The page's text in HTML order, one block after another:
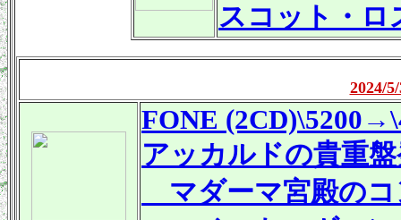
スコット・ロ
2024/
FONE (2CD)\5200
アッカルドの貴重
マダーマ宮殿のコ